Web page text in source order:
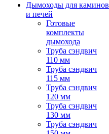
Дымоходы для каминов
и печей
Готовые
комплекты
дымохода
Труба сэндвич
110 мм
Труба сэндвич
115 мм
Труба сэндвич
120 мм
Труба сэндвич
130 мм
Труба сэндвич